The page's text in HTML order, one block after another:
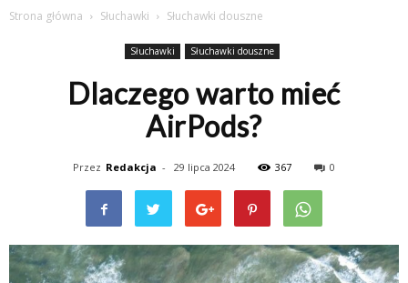
Strona główna Słuchawki Słuchawki douszne
Słuchawki Słuchawki douszne
Dlaczego warto mieć
AirPods?
Przez Redakcja - 29 lipca 2024 367 0